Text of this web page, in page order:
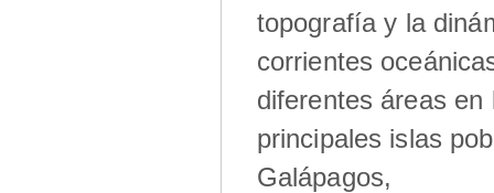
topografía y la
corrientes
diferentes áreas en
principales islas
Galápagos,